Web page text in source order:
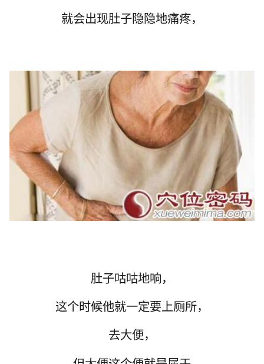
就会出现肚子隐隐地痛疼，
肚子咕咕地响，
这个时候他就一定要上厕所，
去大便，